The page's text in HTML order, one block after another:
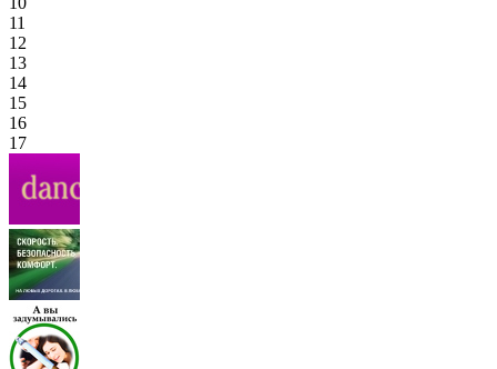
11
12
13
14
15
16
17